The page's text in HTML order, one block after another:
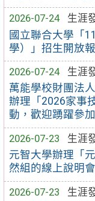
2026-07-24
生涯
國立聯合大學「
學）」招生開放
2026-07-24
生涯
萬能學校財團法
辦理「2026家事
動，歡迎踴躍參
2026-07-23
生涯
元智大學辦理「
然組的線上說明
2026-07-23
生涯